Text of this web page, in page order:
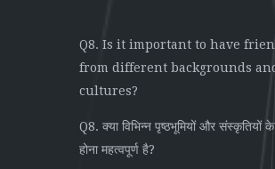
Q8. Is it important to have
from different backgrounds
cultures?
Q8. क्या विभिन्न पृष्ठभूमियों और संस्कृतियों
होना महत्वपूर्ण है?